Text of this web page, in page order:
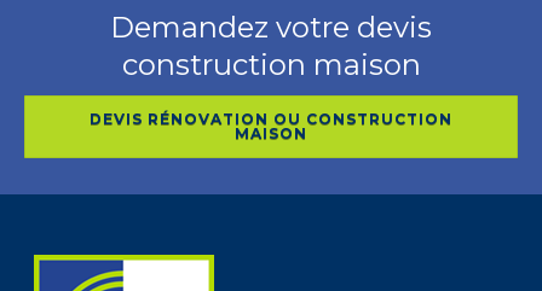
Demandez votre devis
construction maison
DEVIS RÉNOVATION OU CONSTRUCTION
MAISON